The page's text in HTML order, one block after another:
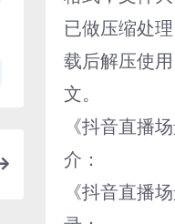
已做压缩处
载后解压使
文。
《抖音直播
介：
《抖音直播